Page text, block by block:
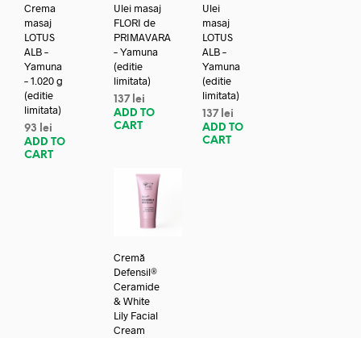
Crema
masaj
LOTUS
ALB –
Yamuna
– 1.020 g
(editie
limitata)
93
lei
ADD TO
CART
Ulei masaj
FLORI de
PRIMAVARA
– Yamuna
(editie
limitata)
137 lei
ADD TO
CART
Ulei
masaj
LOTUS
ALB –
Yamuna
(editie
limitata)
137 lei
ADD TO
CART
Cremă
Defensil®
Ceramide
& White
Lily Facial
Cream